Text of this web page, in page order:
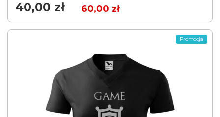
40,00 zł 60,00zł
Promocja